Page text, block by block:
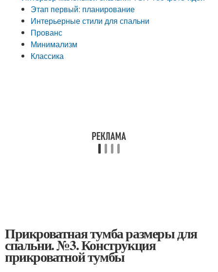
Этап первый: планирование
Интерьерные стили для спальни
Прованс
Минимализм
Классика
Прикроватная тумба размеры для
спальни. №3. Конструкция
прикроватной тумбы